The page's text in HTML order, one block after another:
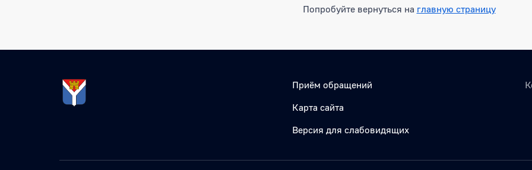
Попробуйте вернуться на главную страницу
Приём обращений
Карта сайта
Версия для слабовидящих